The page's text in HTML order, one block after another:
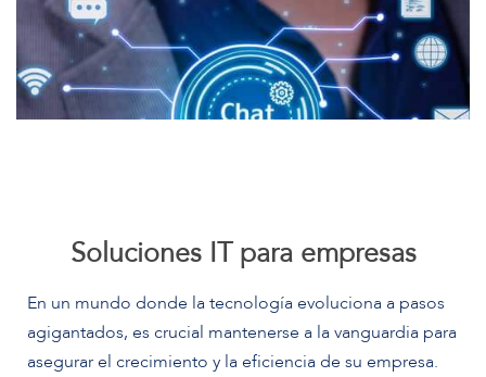
Soluciones IT para empresas
En un mundo donde la tecnología evoluciona a pasos
agigantados, es crucial mantenerse a la vanguardia para
asegurar el crecimiento y la eficiencia de su empresa.